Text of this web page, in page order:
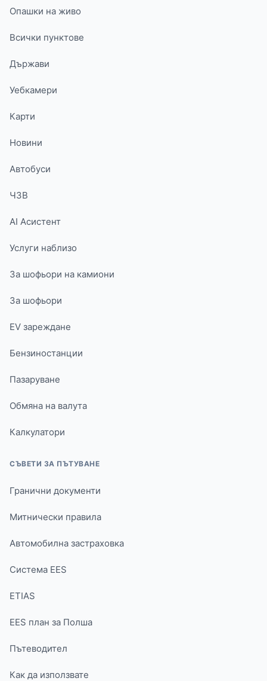
Опашки на живо
Всички пунктове
Държави
Уебкамери
Карти
Новини
Автобуси
ЧЗВ
AI Асистент
Услуги наблизо
За шофьори на камиони
За шофьори
EV зареждане
Бензиностанции
Пазаруване
Обмяна на валута
Калкулатори
СЪВЕТИ ЗА ПЪТУВАНЕ
Гранични документи
Митнически правила
Автомобилна застраховка
Система EES
ETIAS
EES план за Полша
Пътеводител
Как да използвате